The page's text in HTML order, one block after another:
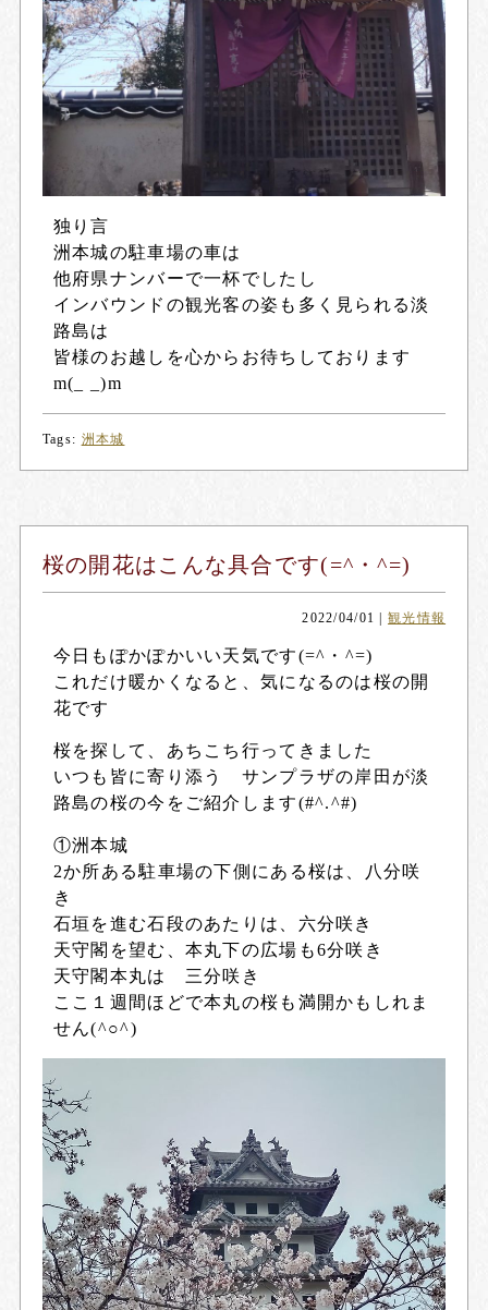
独り言
洲本城の駐車場の車は
他府県ナンバーで一杯でしたし
インバウンドの観光客の姿も多く見られる淡
路島は
皆様のお越しを心からお待ちしております
m(_ _)m
Tags: 洲本城
桜の開花はこんな具合です(=^・^=)
2022/04/01 観光情報
今日もぽかぽかいい天気です(=^・^=)
これだけ暖かくなると、気になるのは桜の開
花です
桜を探して、あちこち行ってきました
いつも皆に寄り添う サンプラザの岸田が淡
路島の桜の今をご紹介します(#^.^#)
①洲本城
2か所ある駐車場の下側にある桜は、八分咲
き
石垣を進む石段のあたりは、六分咲き
天守閣を望む、本丸下の広場も6分咲き
天守閣本丸は 三分咲き
ここ１週間ほどで本丸の桜も満開かもしれま
せん(^○^)